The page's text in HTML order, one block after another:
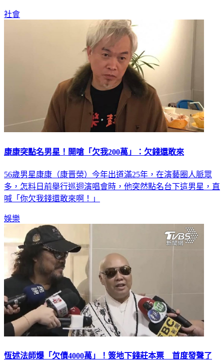
社會
康康突點名男星！開嗆「欠我200萬」：欠錢還敢來
56歲男星康康（康晋榮）今年出道滿25年，在演藝圈人脈眾
多，怎料日前舉行巡迴演唱會時，他突然點名台下這男星，直
喊「你欠我錢還敢來啊！」
娛樂
恆述法師爆「欠債4000萬」！簽地下錢莊本票 首度發聲了